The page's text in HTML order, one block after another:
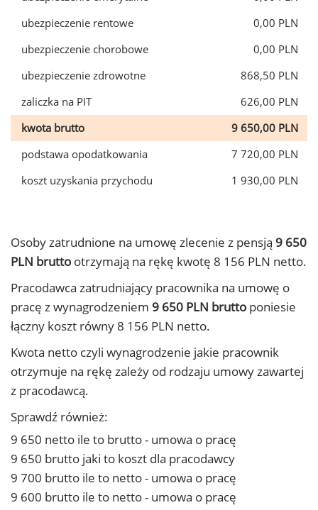
ubezpieczenie rentowe
0,00 PLN
ubezpieczenie chorobowe
0,00 PLN
ubezpieczenie zdrowotne
868,50 PLN
zaliczka na PIT
626,00 PLN
kwota brutto
9 650,00 PLN
podstawa opodatkowania
7 720,00 PLN
koszt uzyskania przychodu
1 930,00 PLN
Osoby zatrudnione na umowę zlecenie z pensją 9 650
PLN brutto otrzymają na rękę kwotę 8 156 PLN netto.
Pracodawca zatrudniający pracownika na umowę o
pracę z wynagrodzeniem 9 650 PLN brutto poniesie
łączny koszt równy 8 156 PLN netto.
Kwota netto czyli wynagrodzenie jakie pracownik
otrzymuje na rękę zależy od rodzaju umowy zawartej
z pracodawcą.
Sprawdź również:
9 650 netto ile to brutto - umowa o pracę
9 650 brutto jaki to koszt dla pracodawcy
9 700 brutto ile to netto - umowa o pracę
9 600 brutto ile to netto - umowa o pracę